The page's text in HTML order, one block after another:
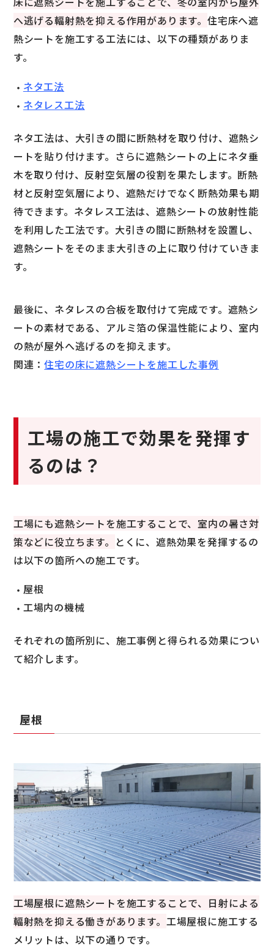
へ逃げる輻射熱を抑える作用があります。住宅床へ遮
熱シートを施工する工法には、以下の種類がありま
す。
ネタ工法
ネタレス工法
ネタ工法は、大引きの間に断熱材を取り付け、遮熱シ
ートを貼り付けます。さらに遮熱シートの上にネタ垂
木を取り付け、反射空気層の役割を果たします。断熱
材と反射空気層により、遮熱だけでなく断熱効果も期
待できます。ネタレス工法は、遮熱シートの放射性能
を利用した工法です。大引きの間に断熱材を設置し、
遮熱シートをそのまま大引きの上に取り付けていきま
す。
最後に、ネタレスの合板を取付けて完成です。遮熱シ
ートの素材である、アルミ箔の保温性能により、室内
の熱が屋外へ逃げるのを抑えます。
関連：住宅の床に遮熱シートを施工した事例
工場の施工で効果を発揮す
るのは？
工場にも遮熱シートを施工することで、室内の暑さ対
策などに役立ちます。 とくに、遮熱効果を発揮するの
は以下の箇所への施工です。
屋根
工場内の機械
それぞれの箇所別に、施工事例と得られる効果につい
て紹介します。
屋根
工場屋根に遮熱シートを施工することで、日射による
輻射熱を抑える働きがあります。 工場屋根に施工する
メリットは、以下の通りです。